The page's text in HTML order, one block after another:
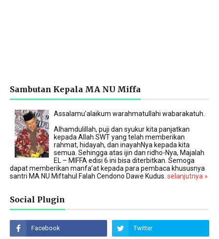
Sambutan Kepala MA NU Miffa
Assalamu’alaikum warahmatullahi wabarakatuh.
Alhamdulillah, puji dan syukur kita panjatkan
kepada Allah SWT yang telah memberikan
rahmat, hidayah, dan inayahNya kepada kita
semua. Sehingga atas ijin dan ridho-Nya, Majalah
EL – MIFFA edisi 6 ini bisa diterbitkan. Semoga
dapat memberikan manfa’at kepada para pembaca khususnya
santri MA NU Miftahul Falah Cendono Dawe Kudus. selanjutnya »
Social Plugin